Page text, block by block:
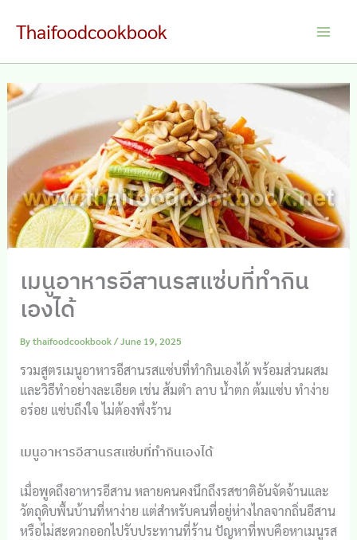
Thaifoodcookbook
เมนูอาหารอีสานรสแซ่บที่ทำกิน
เองได้
Bythaifoodcookbook/June 19, 2025
รวมสูตรเมนูอาหารอีสานรสแซ่บที่ทำกินเองได้ พร้อมส่วนผสม
และวิธีทำอย่างละเอียด เช่น ส้มตำ ลาบ น้ำตก ต้มแซ่บ ทำง่าย
อร่อย แซ่บถึงใจ ไม่ต้องพึ่งร้าน
เมนูอาหารอีสานรสแซ่บที่ทำกินเองได้
เมื่อพูดถึงอาหารอีสาน หลายคนคงนึกถึงรสชาติอันจัดจ้านและ
วัตถุดิบพื้นบ้านที่หาง่าย แต่สำหรับคนที่อยู่ห่างไกลจากถิ่นอีสาน
หรือไม่สะดวกออกไปรับประทานที่ร้าน ปัญหาที่พบคือหาเมนูรส